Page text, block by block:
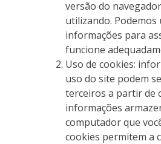
versão do
utilizando. Podemos
informações para
funcione
Uso de cookies:
uso do site podem
terceiros a partir de
informações
computador que
cookies permitem a